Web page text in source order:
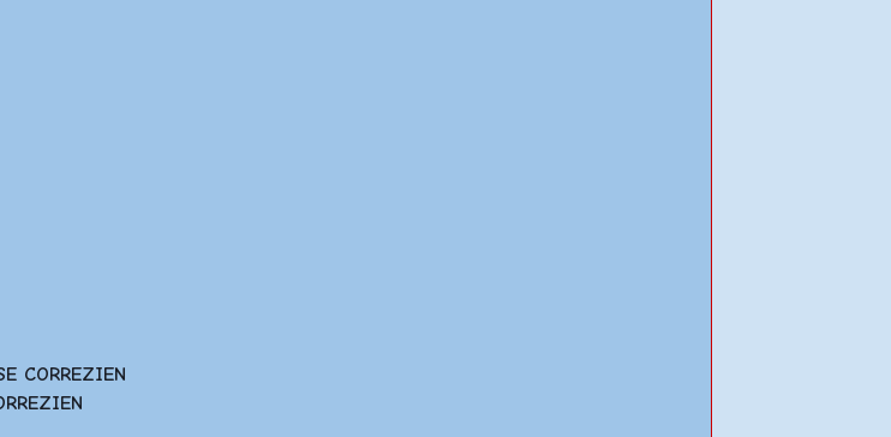
CORREZIEN